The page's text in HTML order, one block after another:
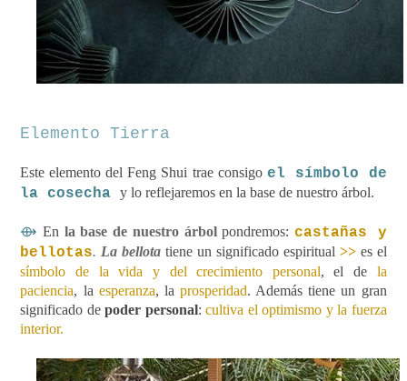
Elemento Tierra
Este elemento del Feng Shui trae consigo el símbolo de
la cosechay lo reflejaremos en la base de nuestro árbol.
⟴En la base de nuestro árbolpondremos: castañas y
bellotas. La bellota tiene un significado espiritual >>es el
símbolo de la vida y del crecimiento personal, el de la
paciencia, la esperanza, la prosperidad. Además tiene un gran
significado depoder personal:cultiva el optimismo y la fuerza
interior.